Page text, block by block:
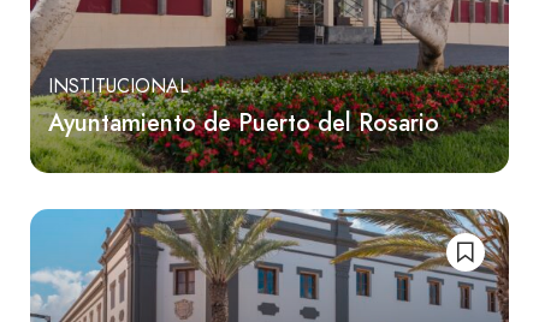
INSTITUCIONAL
Ayuntamiento de Puerto del Rosario